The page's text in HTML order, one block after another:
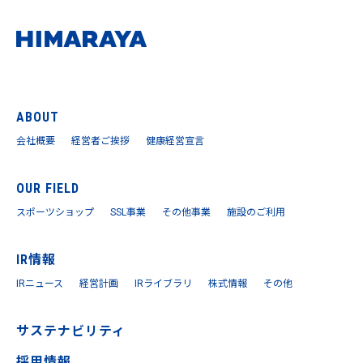
ABOUT
会社概要 経営者ご挨拶 健康経営宣言
OUR FIELD
スポーツショップ SSL事業 その他事業 施設のご利用
IR情報
IRニュース 経営計画 IRライブラリ 株式情報 その他
サステナビリティ